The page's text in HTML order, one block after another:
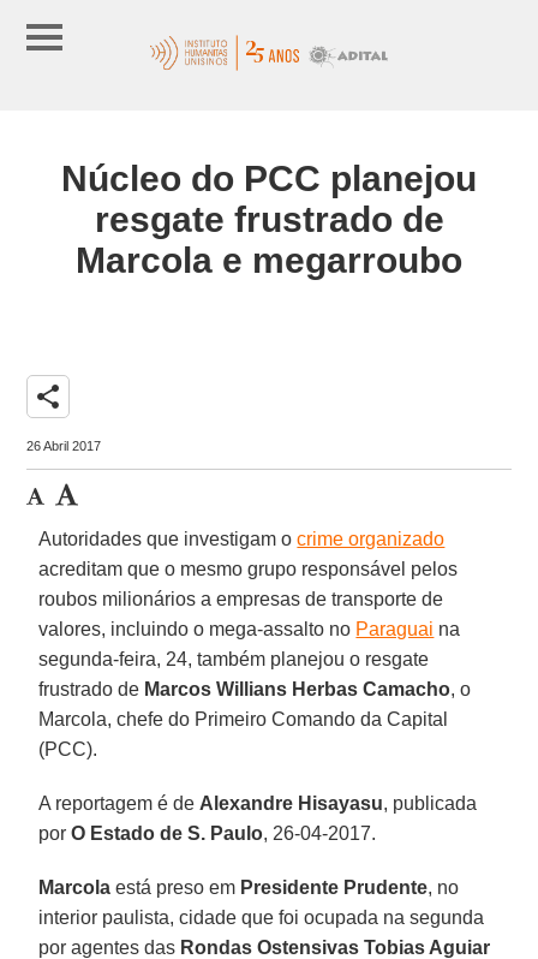
Núcleo do PCC planejou
resgate frustrado de
Marcola e megarroubo
share
26 Abril 2017
Autoridades que investigam ocrime organizado
acreditam que o mesmo grupo responsável pelos
roubos milionários a empresas de transporte de
valores, incluindo o mega-assalto no Paraguai na
segunda-feira, 24, também planejou o resgate
frustrado de Marcos Willians Herbas Camacho, o
Marcola, chefe do Primeiro Comando da Capital
(PCC).
A reportagem é de Alexandre Hisayasu, publicada
porO Estado de S. Paulo, 26-04-2017.
Marcola está preso em Presidente Prudente, no
interior paulista, cidade que foi ocupada na segunda
por agentes das Rondas Ostensivas Tobias Aguiar